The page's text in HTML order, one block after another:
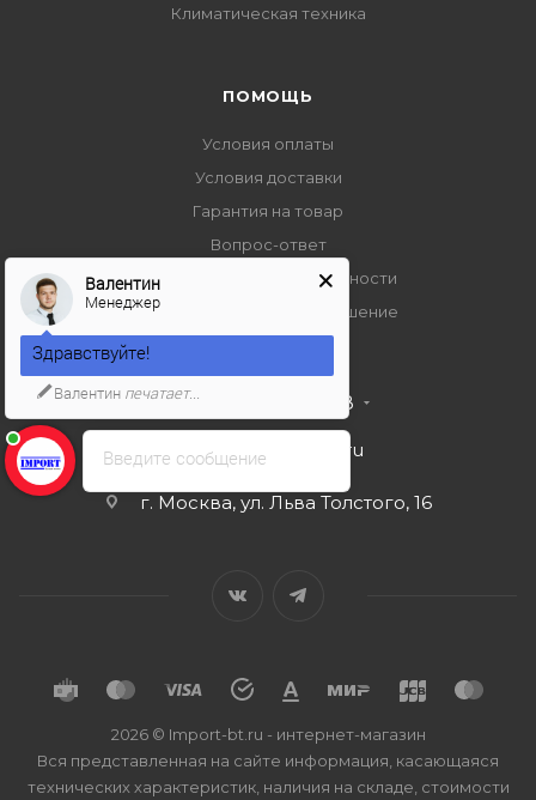
Климатическая техника
ПОМОЩЬ
Условия оплаты
Условия доставки
Гарантия на товар
Вопрос-ответ
Политика конфиденциальности
Пользовательское соглашение
+7 495 989 53 38
import-bt@bk.ru
г. Москва, ул. Льва Толстого, 16
2026 © Import-bt.ru - интернет-магазин
Вся представленная на сайте информация, касающаяся
технических характеристик, наличия на складе, стоимости
Введите сообщение
Валентин
Менеджер
Здравствуйте!
Валентин печатает...